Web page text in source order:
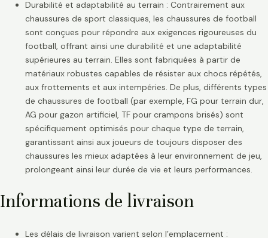
Durabilité et adaptabilité au terrain : Contrairement aux
chaussures de sport classiques, les chaussures de football
sont conçues pour répondre aux exigences rigoureuses du
football, offrant ainsi une durabilité et une adaptabilité
supérieures au terrain. Elles sont fabriquées à partir de
matériaux robustes capables de résister aux chocs répétés,
aux frottements et aux intempéries. De plus, différents types
de chaussures de football (par exemple, FG pour terrain dur,
AG pour gazon artificiel, TF pour crampons brisés) sont
spécifiquement optimisés pour chaque type de terrain,
garantissant ainsi aux joueurs de toujours disposer des
chaussures les mieux adaptées à leur environnement de jeu,
prolongeant ainsi leur durée de vie et leurs performances.
Informations de livraison
Les délais de livraison varient selon l’emplacement :